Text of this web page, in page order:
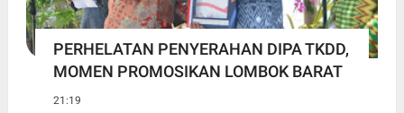
PERHELATAN PENYERAHAN DIPA TKDD,
MOMEN PROMOSIKAN LOMBOK BARAT
21:19